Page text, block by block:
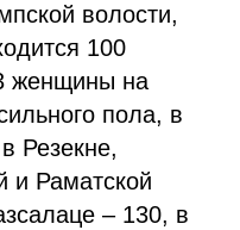
волости,
100
женщины на
пола, в
Резекне,
и Раматской
– 130, в